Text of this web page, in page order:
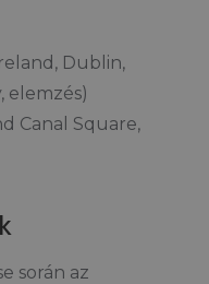
Dublin,
elemzés)
Canal Square,
során az